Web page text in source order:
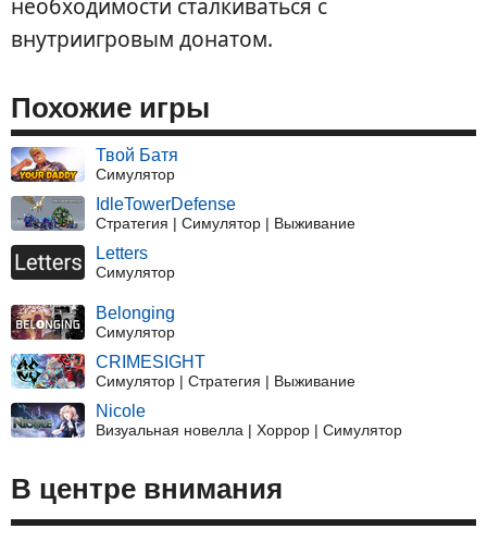
внутриигровым донатом.
Похожие игры
Твой Батя
Симулятор
IdleTowerDefense
Стратегия | Симулятор | Выживание
Letters
Симулятор
Belonging
Симулятор
CRIMESIGHT
Симулятор | Стратегия | Выживание
Nicole
Визуальная новелла | Хоррор | Симулятор
В центре внимания